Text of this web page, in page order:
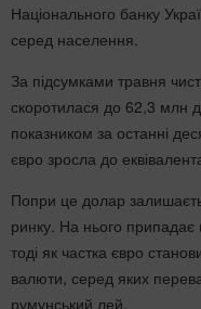
Національного банку
серед населення.
За підсумками травня
скоротилася до 62,3 млн
показником за останні
євро зросла до
Попри це долар
ринку. На нього припадає
тоді як частка євро
валюти, серед яких
румунський лей.